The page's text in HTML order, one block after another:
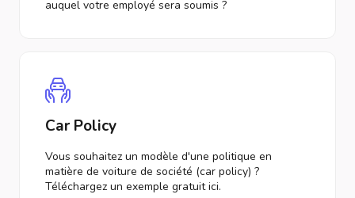
auquel votre employé sera soumis ?
Car Policy
Vous souhaitez un modèle d'une politique en
matière de voiture de société (car policy) ?
Téléchargez un exemple gratuit ici.